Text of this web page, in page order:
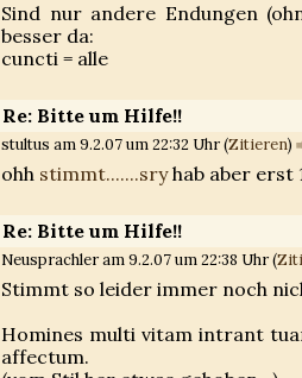
Sind nur andere Endungen
besser da:
cuncti = alle
Re: Bitte um Hilfe!!
stultus am 9.2.07 um 22:32 Uhr (Zitieren)
ohh stimmt.......sryhab aber erst
Re: Bitte um Hilfe!!
Neusprachler am 9.2.07 um 22:38 Uhr (
Stimmt so leider immer noch
Homines multi vitam intrant
affectum.